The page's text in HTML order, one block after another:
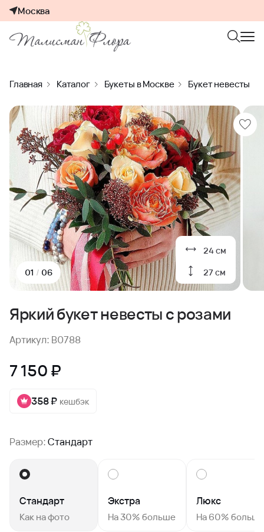
Москва
Главная Каталог Букеты в Москве Букет невесты
24 см
27 см
01 / 06
Яркий букет невесты с розами
Артикул: B0788
7 150 ₽
358 ₽ кешбэк
Размер:Стандарт
Стандарт
Как на фото
Экстра
На 30% больше
Люкс
На 60% больше